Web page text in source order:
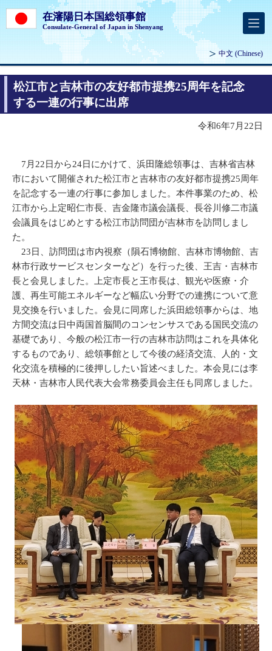
在瀋陽日本国総領事館
Consulate-General of Japan in Shenyang
中文 (Chinese)
松江市と吉林市の友好都市提携25周年を記念
する一連の行事に出席
令和6年7月22日
7月22日から24日にかけて、浜田隆総領事は、吉林省吉林
市において開催された松江市と吉林市の友好都市提携25周年
を記念する一連の行事に参加しました。本件事業のため、松
江市から上定昭仁市長、吉金隆市議会議長、長谷川修二市議
会議員をはじめとする松江市訪問団が吉林市を訪問しまし
た。
23日、訪問団は市内視察（隕石博物館、吉林市博物館、吉
林市行政サービスセンターなど）を行った後、王吉・吉林市
長と会見しました。上定市長と王市長は、観光や医療・介
護、再生可能エネルギーなど幅広い分野での連携について意
見交換を行いました。会見に同席した浜田総領事からは、地
方間交流は日中両国首脳間のコンセンサスである国民交流の
基礎であり、今般の松江市一行の吉林市訪問はこれを具体化
するものであり、総領事館として今後の経済交流、人的・文
化交流を積極的に後押ししたい旨述べました。本会見には李
天林・吉林市人民代表大会常務委員会主任も同席しました。